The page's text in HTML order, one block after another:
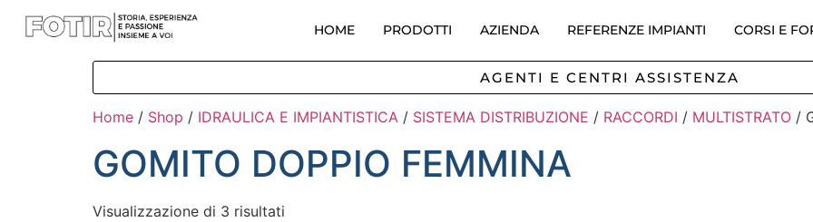
HOME PRODOTTI AZIENDA REFERENZE IMPIANTI CORSI E
AGENTI E CENTRI ASSISTENZA
Home / Shop / IDRAULICA E IMPIANTISTICA / SISTEMA DISTRIBUZIONE / RACCORDI / MULTISTRATO /
GOMITO DOPPIO FEMMINA
Visualizzazione di 3 risultati